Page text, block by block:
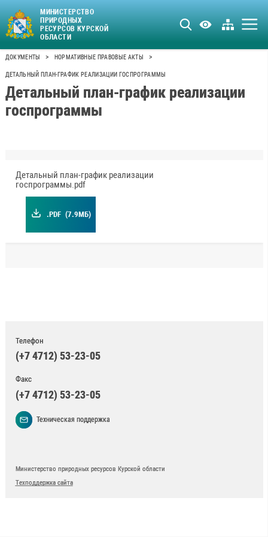
МИНИСТЕРСТВО
ПРИРОДНЫХ
РЕСУРСОВ КУРСКОЙ
ОБЛАСТИ
ДОКУМЕНТЫ > НОРМАТИВНЫЕ ПРАВОВЫЕ АКТЫ >
ДЕТАЛЬНЫЙ ПЛАН-ГРАФИК РЕАЛИЗАЦИИ ГОСПРОГРАММЫ
Детальный план-график реализации
госпрограммы
Детальный план-график реализации
госпрограммы.pdf
.PDF (7.9МБ)
Телефон
(+7 4712) 53-23-05
Факс
(+7 4712) 53-23-05
Техническая поддержка
Министерство природных ресурсов Курской области
Техподдержка сайта